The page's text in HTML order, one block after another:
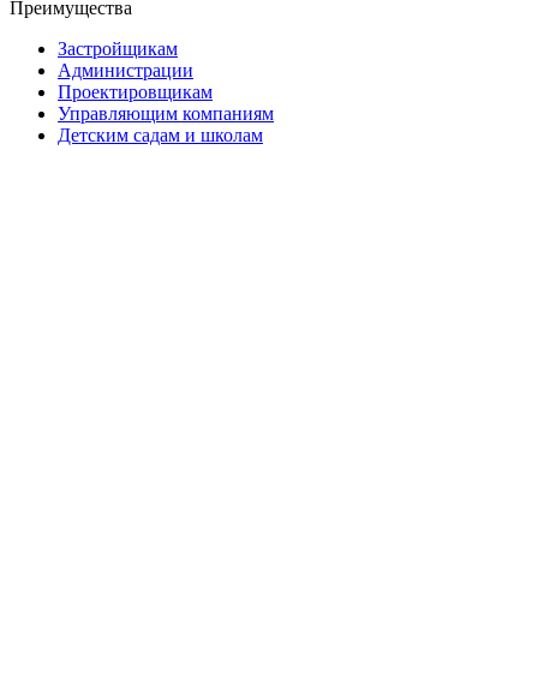
Преимущества
Застройщикам
Администрации
Проектировщикам
Управляющим компаниям
Детским садам и школам